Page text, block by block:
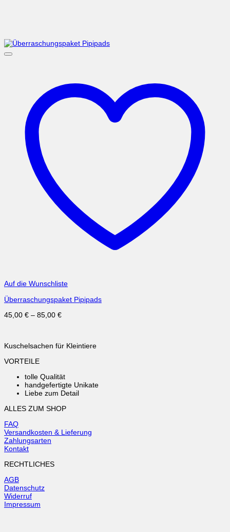
Auf die Wunschliste
Überraschungspaket Pipipads
45,00 € – 85,00 €
Kuschelsachen für Kleintiere
VORTEILE
tolle Qualität
handgefertigte Unikate
Liebe zum Detail
ALLES ZUM SHOP
FAQ
Versandkosten & Lieferung
Zahlungsarten
Kontakt
RECHTLICHES
AGB
Datenschutz
Widerruf
Impressum